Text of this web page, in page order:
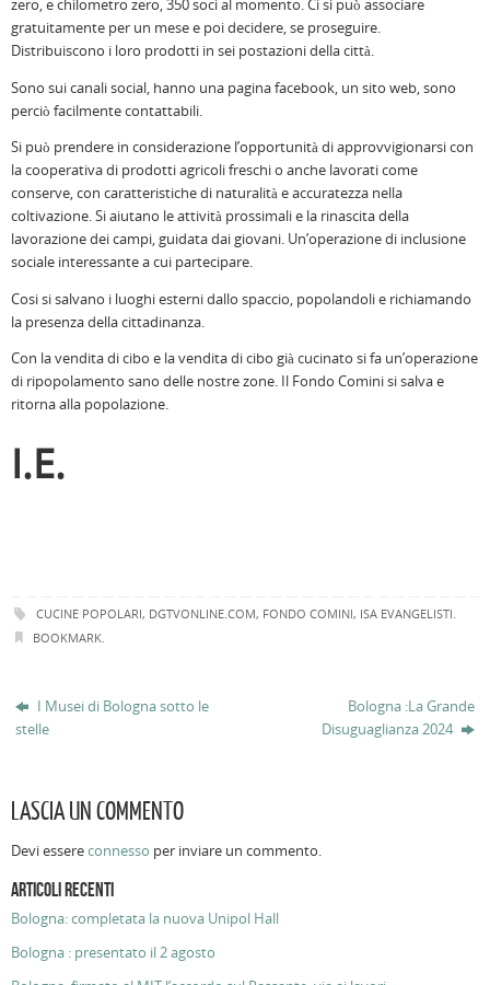
zero, e chilometro zero, 350 soci al momento. Ci si può associare
gratuitamente per un mese e poi decidere, se proseguire.
Distribuiscono i loro prodotti in sei postazioni della città.
Sono sui canali social, hanno una pagina facebook, un sito web, sono
perciò facilmente contattabili.
Si può prendere in considerazione l’opportunità di approvvigionarsi con
la cooperativa di prodotti agricoli freschi o anche lavorati come
conserve, con caratteristiche di naturalità e accuratezza nella
coltivazione. Si aiutano le attività prossimali e la rinascita della
lavorazione dei campi, guidata dai giovani. Un’operazione di inclusione
sociale interessante a cui partecipare.
Cosi si salvano i luoghi esterni dallo spaccio, popolandoli e richiamando
la presenza della cittadinanza.
Con la vendita di cibo e la vendita di cibo già cucinato si fa un’operazione
di ripopolamento sano delle nostre zone. Il Fondo Comini si salva e
ritorna alla popolazione.
I.E.
CUCINE POPOLARI, DGTVONLINE.COM, FONDO COMINI, ISA EVANGELISTI.
BOOKMARK.
I Musei di Bologna sotto le
stelle
Bologna :La Grande
Disuguaglianza 2024
LASCIA UN COMMENTO
Devi essereconnesso per inviare un commento.
ARTICOLI RECENTI
Bologna: completata la nuova Unipol Hall
Bologna : presentato il 2 agosto